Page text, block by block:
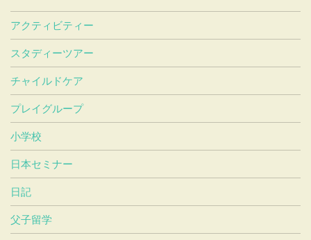
アクティビティー
スタディーツアー
チャイルドケア
プレイグループ
小学校
日本セミナー
日記
父子留学